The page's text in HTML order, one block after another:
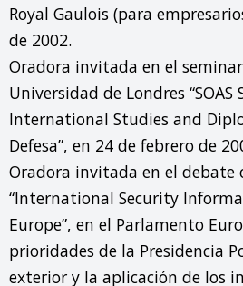
Royal Gaulois (para
de 2002.
Oradora invitada en el
Universidad de Londres “SOAS
International Studies and
Defesa”, en 24 de febrero de
Oradora invitada en el debate
“International Security
Europe”, en el Parlamento
prioridades de la Presidencia
exterior y la aplicación de los